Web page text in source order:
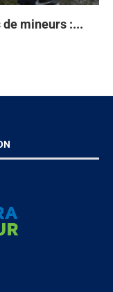
mineurs :...